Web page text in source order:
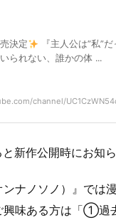
決定
『主人公は”私”
られない、誰かの体 ...
channel/
新作公開時にお知
ンナノソノ）』で
興味ある方は「①